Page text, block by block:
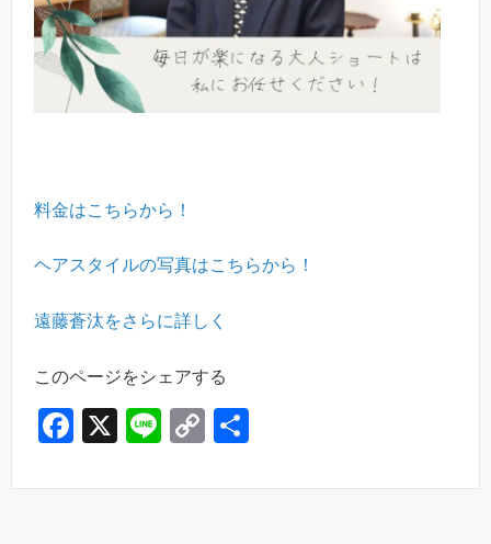
料金はこちらから！
ヘアスタイルの写真はこちらから！
遠藤蒼汰をさらに詳しく
このページをシェアする
F
c
X
Li
e
C
p